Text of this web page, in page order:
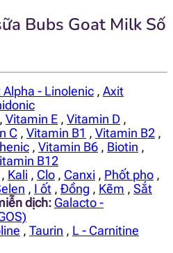
Bubs Goat Milk Số
Alpha - Linolenic , Axit
, Vitamin E , Vitamin D ,
C , Vitamin B1 , Vitamin B2 ,
, Vitamin B6 , Biotin ,
B12
, Kali , Clo , Canxi , Phốt pho ,
, I ốt , Đồng , Kẽm , Sắt
dịch: Galacto -
, Taurin , L - Carnitine